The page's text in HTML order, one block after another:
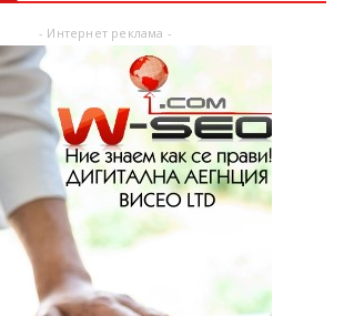
- Интернет реклама -